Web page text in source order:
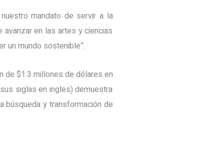
mandato de servir a la
avanzar en las artes y ciencias
un mundo sostenible”.
de $1.3 millones de dólares en
siglas en ingles) demuestra
búsqueda y transformación de